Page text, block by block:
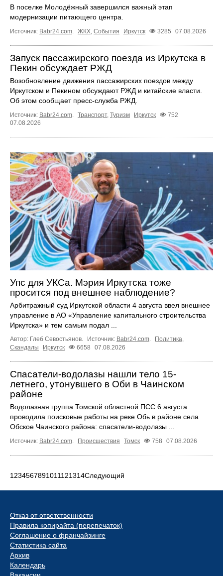
В поселке Молодёжный завершился важный этап
модернизации питающего центра.
Источник: Babr24.com. ЖКХ, События Иркутск 3285 07.08.2026
Запуск пассажирского поезда из Иркутска в
Пекин обсуждает РЖД
Возобновление движения пассажирских поездов между
Иркутском и Пекином обсуждают РЖД и китайские власти.
Об этом сообщает пресс‑служба РЖД.
Источник: Babr24.com. Транспорт, Туризм Иркутск
752
07.08.2026
Упс для УКСа. Мэрия Иркутска тоже
просится под внешнее наблюдение?
Арбитражный суд Иркутской области 4 августа ввел внешнее
управление в АО «Управление капитального строительства
Иркутска» и тем самым подал ...
Автор: Глеб Севостьянов. Источник: Babr24.com Политика
Скандалы
Иркутск 6658 07.08.2026
Спасатели-водолазы нашли тело 15-
летнего, утонувшего в Оби в Чаинском
районе
Водолазная группа Томской областной ПСС 6 августа
проводила поисковые работы на реке Обь в районе села
Обское Чаинского района: спасатели-водолазы ...
Источник: Babr24.com. Происшествия Томск 758 07.08.2026
1 234567891011121314Следующий
Отказ от ответственности
Правила копирайта (перепечаток)
Соглашение о франчайзинге
Статистика сайта
Архив
Календарь